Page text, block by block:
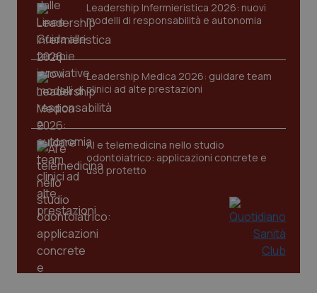
Leadership Infermieristica 2026: nuovi
modelli di responsabilità e autonomia
Leadership Medica 2026: guidare team
clinici ad alte prestazioni
AI e telemedicina nello studio
odontoiatrico: applicazioni concrete e
uso protetto
CookieScriptConsent
CookieScript